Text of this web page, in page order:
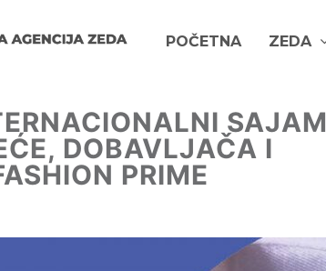
POČETNA ZEDA
SAJAM
DOBAVLJAČA I
PRIME